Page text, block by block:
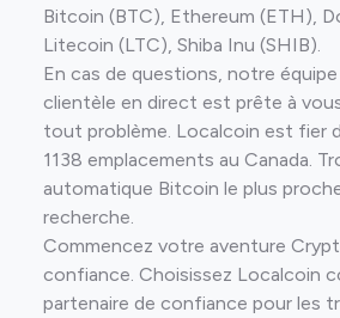
Bitcoin (BTC), Ethereum (ETH),
Litecoin (LTC), Shiba Inu (SHIB).
En cas de questions, notre équipe
clientèle en direct est prête à
tout problème. Localcoin est fier
1138 emplacements au Canada.
automatique Bitcoin le plus
recherche.
Commencez votre aventure
confiance. Choisissez Localcoin
partenaire de confiance pour les